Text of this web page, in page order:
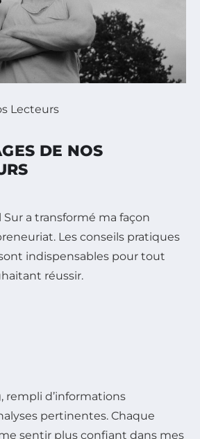
Lecteurs
DE NOS
Sur a transformé ma façon
Les conseils pratiques
indispensables pour tout
réussir.
rempli d’informations
pertinentes. Chaque
sentir plus confiant dans mes